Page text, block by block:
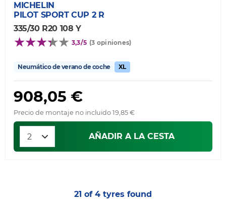
MICHELIN
PILOT SPORT CUP 2 R
335/30 R20 108 Y
3,3/5 (3 opiniones)
Neumático de verano de coche XL
908,05 €
Precio de montaje no incluido 19,85 €
AÑADIR A LA CESTA
21 of 4 tyres found